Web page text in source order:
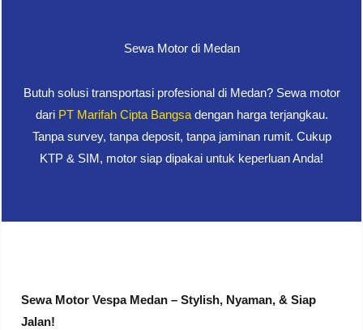
Sewa Motor di Medan
Butuh solusi transportasi profesional di Medan? Sewa motor
dari PT Marifah Cipta Bangsadengan harga terjangkau.
Tanpa survey, tanpa deposit, tanpa jaminan rumit. Cukup
KTP & SIM, motor siap dipakai untuk keperluan Anda!
Sewa Motor Vespa Medan – Stylish, Nyaman, & Siap
Jalan!